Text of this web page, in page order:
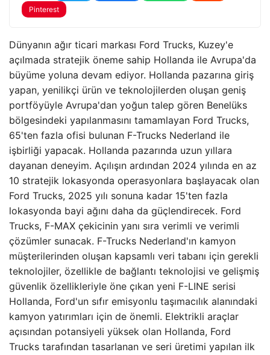
Pinterest
Dünyanın ağır ticari markası Ford Trucks, Kuzey'e
açılmada stratejik öneme sahip Hollanda ile Avrupa'da
büyüme yoluna devam ediyor. Hollanda pazarına giriş
yapan, yenilikçi ürün ve teknolojilerden oluşan geniş
portföyüyle Avrupa'dan yoğun talep gören Benelüks
bölgesindeki yapılanmasını tamamlayan Ford Trucks,
65'ten fazla ofisi bulunan F-Trucks Nederland ile
işbirliği yapacak. Hollanda pazarında uzun yıllara
dayanan deneyim. Açılışın ardından 2024 yılında en az
10 stratejik lokasyonda operasyonlara başlayacak olan
Ford Trucks, 2025 yılı sonuna kadar 15'ten fazla
lokasyonda bayi ağını daha da güçlendirecek. Ford
Trucks, F-MAX çekicinin yanı sıra verimli ve verimli
çözümler sunacak. F-Trucks Nederland'ın kamyon
müşterilerinden oluşan kapsamlı veri tabanı için gerekli
teknolojiler, özellikle de bağlantı teknolojisi ve gelişmiş
güvenlik özellikleriyle öne çıkan yeni F-LINE serisi
Hollanda, Ford'un sıfır emisyonlu taşımacılık alanındaki
kamyon yatırımları için de önemli. Elektrikli araçlar
açısından potansiyeli yüksek olan Hollanda, Ford
Trucks tarafından tasarlanan ve seri üretimi yapılan ilk